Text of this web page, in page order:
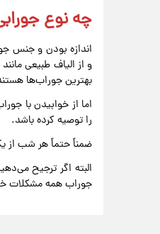
چه نوع
اندازه بودن و جنس
و از الیاف طبیعی
بهترین جوراب‌ها
اما از خوابیدن با
را توصیه کرده باشد.
ضمناً حتماً هر شب از
البته اگر ترجیح
جوراب همه مشکلات